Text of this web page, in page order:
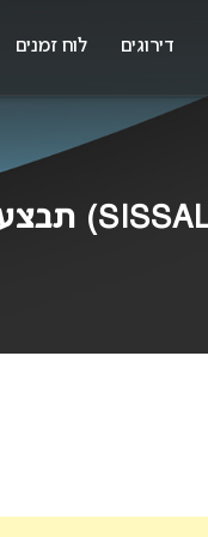
דירוגים לוח זמנים